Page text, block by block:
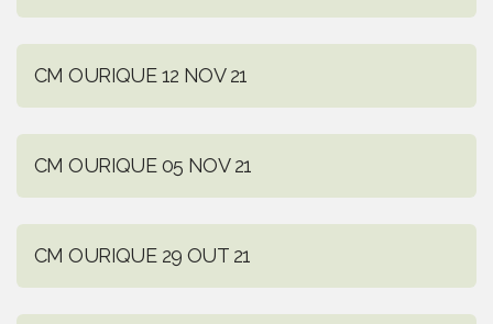
CM OURIQUE 12 NOV 21
CM OURIQUE 05 NOV 21
CM OURIQUE 29 OUT 21